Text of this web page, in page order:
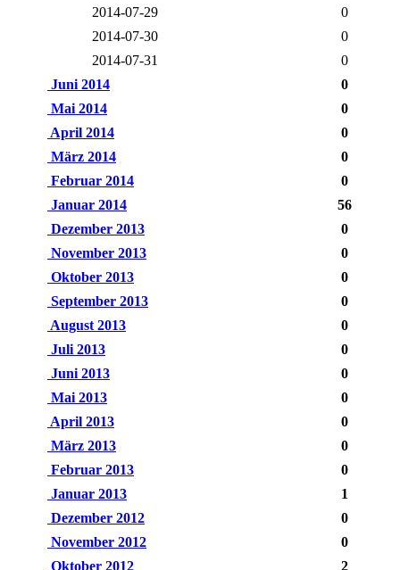
2014-07-29
0
2014-07-30
0
2014-07-31
0
Juni 2014
0
Mai 2014
0
April 2014
0
März 2014
0
Februar 2014
0
Januar 2014
56
Dezember 2013
0
November 2013
0
Oktober 2013
0
September 2013
0
August 2013
0
Juli 2013
0
Juni 2013
0
Mai 2013
0
April 2013
0
März 2013
0
Februar 2013
0
Januar 2013
1
Dezember 2012
0
November 2012
0
Oktober 2012
2